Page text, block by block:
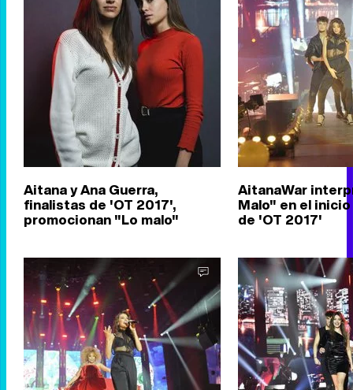
Aitana y Ana Guerra,
finalistas de 'OT 2017',
promocionan "Lo malo"
AitanaWar
Malo" en el
de 'OT 2017'